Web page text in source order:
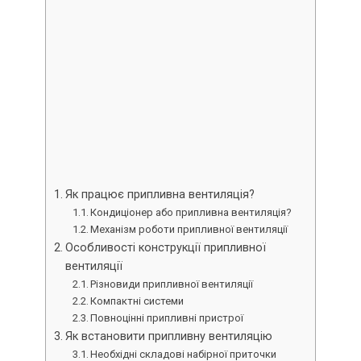
Як працює припливна вентиляція?
Кондиціонер або припливна вентиляція?
Механізм роботи припливної вентиляції
Особливості конструкції припливної
вентиляції
Різновиди припливної вентиляції
Компактні системи
Повноцінні припливні пристрої
Як встановити припливну вентиляцію
Необхідні складові набірної приточки